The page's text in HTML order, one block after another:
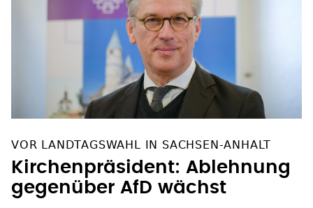
VOR LANDTAGSWAHL IN SACHSEN-ANHALT
Kirchenpräsident: Ablehnung
gegenüber AfD wächst